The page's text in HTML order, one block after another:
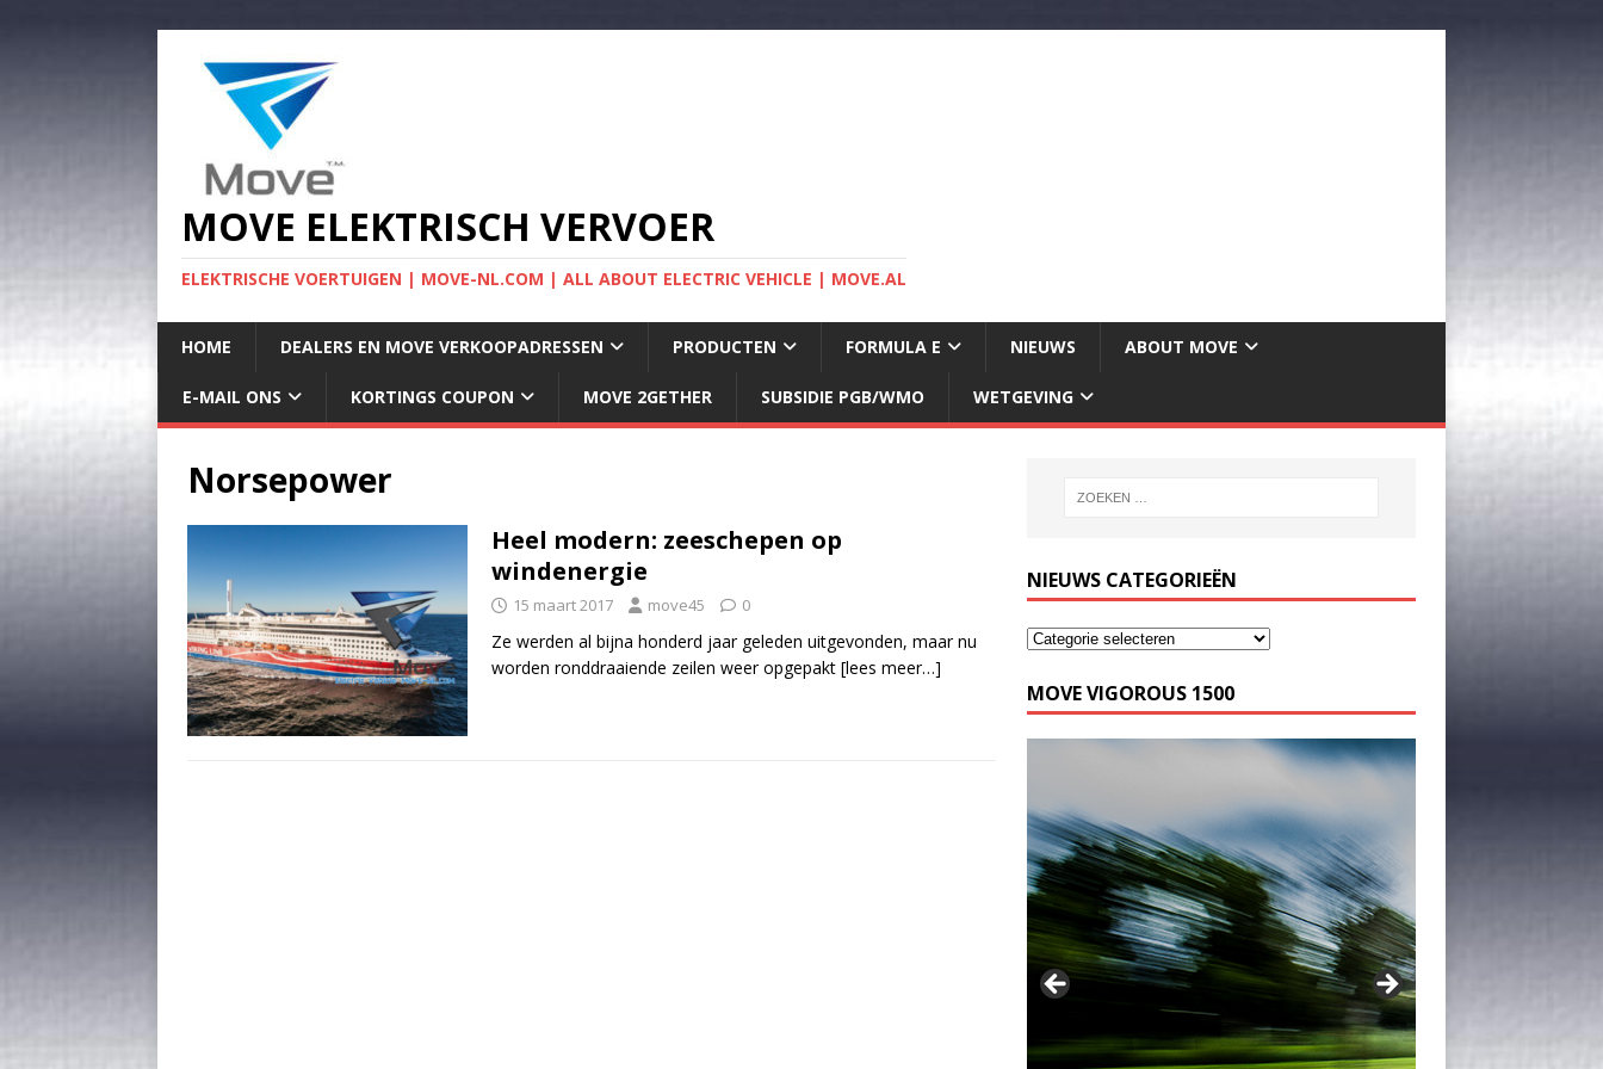
MOVE ELEKTRISCH VERVOER
ELEKTRISCHE VOERTUIGEN | MOVE-NL.COM | ALL ABOUT ELECTRIC VEHICLE | MOVE.AL
HOME DEALERS EN MOVE VERKOOPADRESSEN PRODUCTEN FORMULA E NIEUWS ABOUT MOVE
E-MAIL ONS KORTINGS COUPON MOVE 2GETHER SUBSIDIE PGB/WMO WETGEVING
Norsepower
Heel modern: zeeschepen op
windenergie
15 maart 2017 move45 0
Ze werden al bijna honderd jaar geleden uitgevonden, maar nu
worden ronddraaiende zeilen weer opgepakt [lees meer…]
NIEUWS CATEGORIEËN
MOVE VIGOROUS 1500